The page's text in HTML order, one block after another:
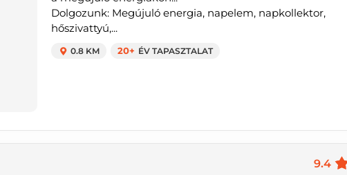
Dolgozunk: Megújuló energia, napelem, napkollektor,
hőszivattyú,...
0.8 KM 20+ ÉV TAPASZTALAT
9.4